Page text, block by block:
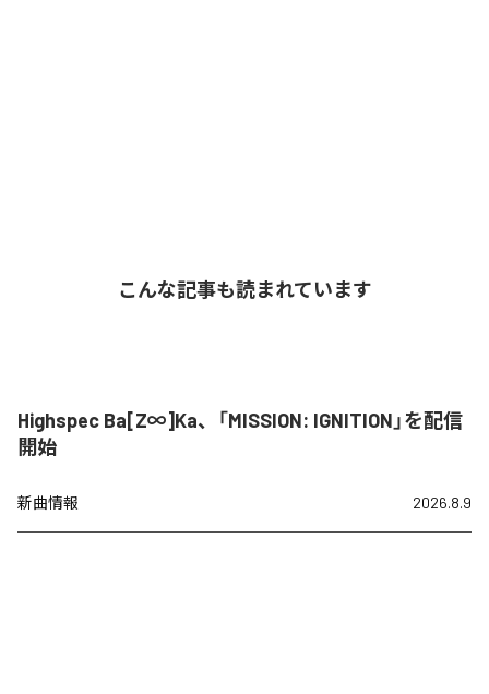
こんな記事も読まれています
Highspec Ba[Z∞]Ka、「MISSION: IGNITION」を配信
開始
新曲情報 2026.8.9